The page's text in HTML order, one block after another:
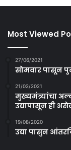
Most Viewed
27/06/2021
सोमवार पासून
21/02/2021
मुख्यमंत्र्यांचा
उद्यापासून ही
19/08/2020
उद्या पासुन